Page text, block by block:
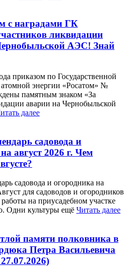
с наградами ГК
ликвидации
АЭС! Знай
приказом по Государственной
энергии «Росатом» №
памятным знаком «За
аварии на Чернобыльской
далее
садовода и
август 2026 г. Чем
садовода и огородника на
для садоводов и огородников
на приусадебном участке
Одни культуры ещё Читать далее
памяти полковника в
Петра Васильевича